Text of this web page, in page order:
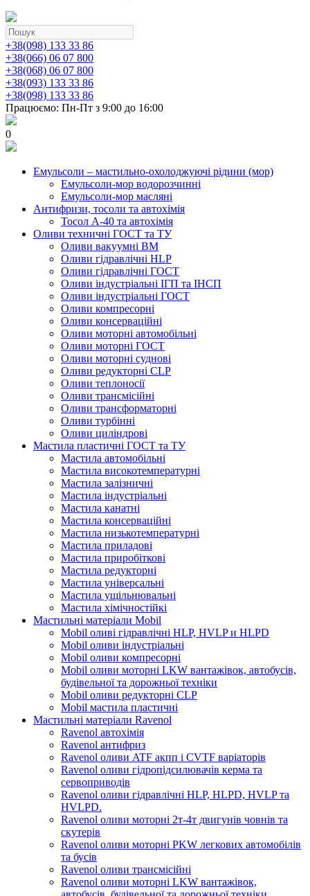
+38(098) 133 33 86
+38(066) 06 07 800
+38(068) 06 07 800
+38(093) 133 33 86
+38(098) 133 33 86
Працюємо: Пн-Пт з 9:00 до 16:00
0
Емульсоли – мастильно-охолоджуючі рідини (мор)
Емульсоли-мор водорозчинні
Емульсоли-мор масляні
Антифризи, тосоли та автохімія
Тосол А-40 та автохімія
Оливи техничні ГОСТ та ТУ
Оливи вакуумні ВМ
Оливи гідравлічні HLP
Оливи гідравлічні ГОСТ
Оливи індустріальні ІГП та ІНСП
Оливи індустріальні ГОСТ
Оливи компресорні
Оливи консерваційні
Оливи моторні автомобільні
Оливи моторні ГОСТ
Оливи моторні суднові
Оливи редукторні CLP
Оливи теплоносії
Оливи трансмісійні
Оливи трансформаторні
Оливи турбінні
Оливи циліндрові
Мастила пластичні ГОСТ та ТУ
Мастила автомобільні
Мастила високотемпературні
Мастила залізничні
Мастила індустріальні
Мастила канатні
Мастила консерваційні
Мастила низькотемпературні
Мастила приладові
Мастила приробіткові
Мастила редукторні
Мастила універсальні
Мастила ущільнювальні
Мастила хімічностійкі
Мастильні матеріали Mobil
Mobil оливі гідравлічні HLP, HVLP и HLPD
Mobil оливи індустріальні
Mobil оливи компресорні
Mobil оливи моторні LKW вантажівок, автобусів,
будівельної та дорожньої техніки
Mobil оливи редукторні CLP
Mobil мастила пластичні
Мастильні матеріали Ravenol
Ravenol автохімія
Ravenol антифриз
Ravenol оливи ATF акпп і CVTF варіаторів
Ravenol оливи гідропідсилювачів керма та
сервоприводів
Ravenol оливи гідравлічні HLP, HLPD, HVLP та
HVLPD.
Ravenol оливи моторні 2т-4т двигунів човнів та
скутерів
Ravenol оливи моторні PKW легкових автомобілів
та бусів
Ravenol оливи трансмісійні
Ravenol оливи моторні LKW вантажівок,